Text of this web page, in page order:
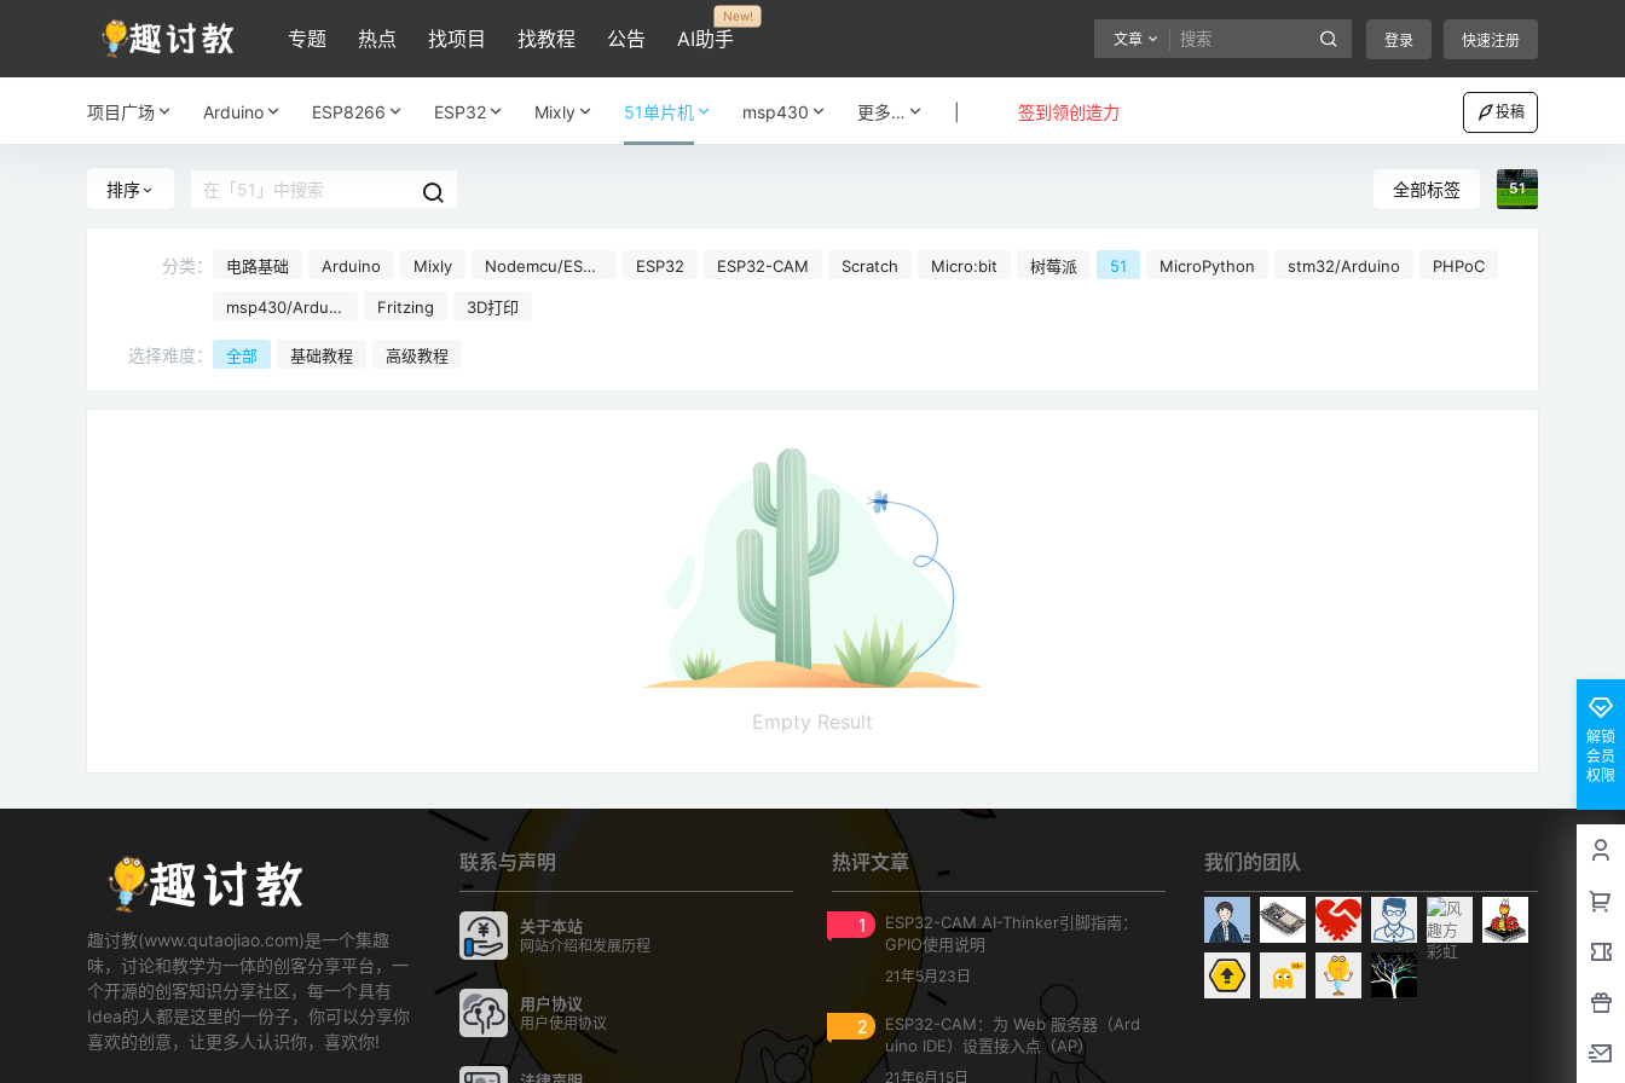
专题 热点 找项目 找教程 公告 AI助手
New!
文章 登录 快速注册
项目广场 Arduino ESP8266 ESP32 Mixly 51单片机 msp430 更多… 签到领创造力 投稿
排序 全部标签 51
分类： 电路基础 Arduino Mixly
Nodemcu/ESP8
ESP32 ESP32-CAM Scratch Micro:bit 树莓派 51 MicroPython stm32/Arduino PHPoC
msp430/Arduin
o
Fritzing 3D打印
选择难度： 全部 基础教程 高级教程
Empty Result
解锁
会员
权限
趣讨教(www.qutaojiao.com)是一个集趣
味，讨论和教学为一体的创客分享平台，一
个开源的创客知识分享社区，每一个具有
Idea的人都是这里的一份子，你可以分享你
喜欢的创意，让更多人认识你，喜欢你!
联系与声明
关于本站
网站介绍和发展历程
用户协议
用户使用协议
热评文章
1
ESP32-CAM AI-Thinker引脚指南：
GPIO使用说明
21年5月23日
2
ESP32-CAM：为 Web 服务器（Ard
uino IDE）设置接入点（AP）
21年6月15日
我们的团队